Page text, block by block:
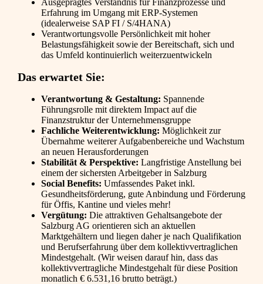
Ausgeprägtes Verständnis für Finanzprozesse und
Erfahrung im Umgang mit ERP-Systemen
(idealerweise SAP FI / S/4HANA)
Verantwortungsvolle Persönlichkeit mit hoher
Belastungsfähigkeit sowie der Bereitschaft, sich und
das Umfeld kontinuierlich weiterzuentwickeln
Das erwartet Sie:
Verantwortung & Gestaltung: Spannende
Führungsrolle mit direktem Impact auf die
Finanzstruktur der Unternehmensgruppe
Fachliche Weiterentwicklung: Möglichkeit zur
Übernahme weiterer Aufgabenbereiche und Wachstum
an neuen Herausforderungen
Stabilität & Perspektive: Langfristige Anstellung bei
einem der sichersten Arbeitgeber in Salzburg
Social Benefits: Umfassendes Paket inkl.
Gesundheitsförderung, gute Anbindung und Förderung
für Öffis, Kantine und vieles mehr!
Vergütung: Die attraktiven Gehaltsangebote der
Salzburg AG orientieren sich an aktuellen
Marktgehältern und liegen daher je nach Qualifikation
und Berufserfahrung über dem kollektivvertraglichen
Mindestgehalt. (Wir weisen darauf hin, dass das
kollektivvertragliche Mindestgehalt für diese Position
monatlich € 6.531,16 brutto beträgt.)